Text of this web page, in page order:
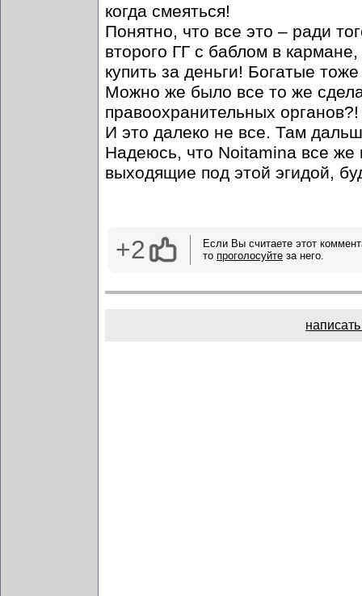
когда смеяться!
Понятно, что все это – ради
второго ГГ с баблом в
купить за деньги! Богатые
Можно же было все то же
правоохранительных органов?!
И это далеко не все. Там
Надеюсь, что Noitamina все
выходящие под этой эгидой,
+2
Если Вы считаете этот
то проголосуйте за него.